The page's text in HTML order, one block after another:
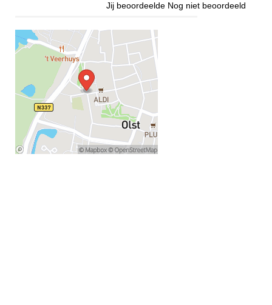
Jij beoordeelde Nog niet beoordeeld